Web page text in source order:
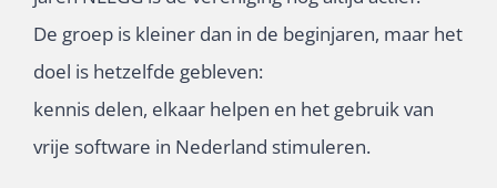
De groep is kleiner dan in de beginjaren, maar het
doel is hetzelfde gebleven:
kennis delen, elkaar helpen en het gebruik van
vrije software in Nederland stimuleren.